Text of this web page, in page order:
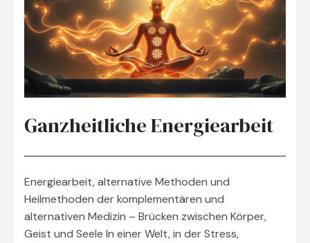
Ganzheitliche Energiearbeit
Energiearbeit, alternative Methoden und
Heilmethoden der komplementären und
alternativen Medizin – Brücken zwischen Körper,
Geist und Seele In einer Welt, in der Stress,